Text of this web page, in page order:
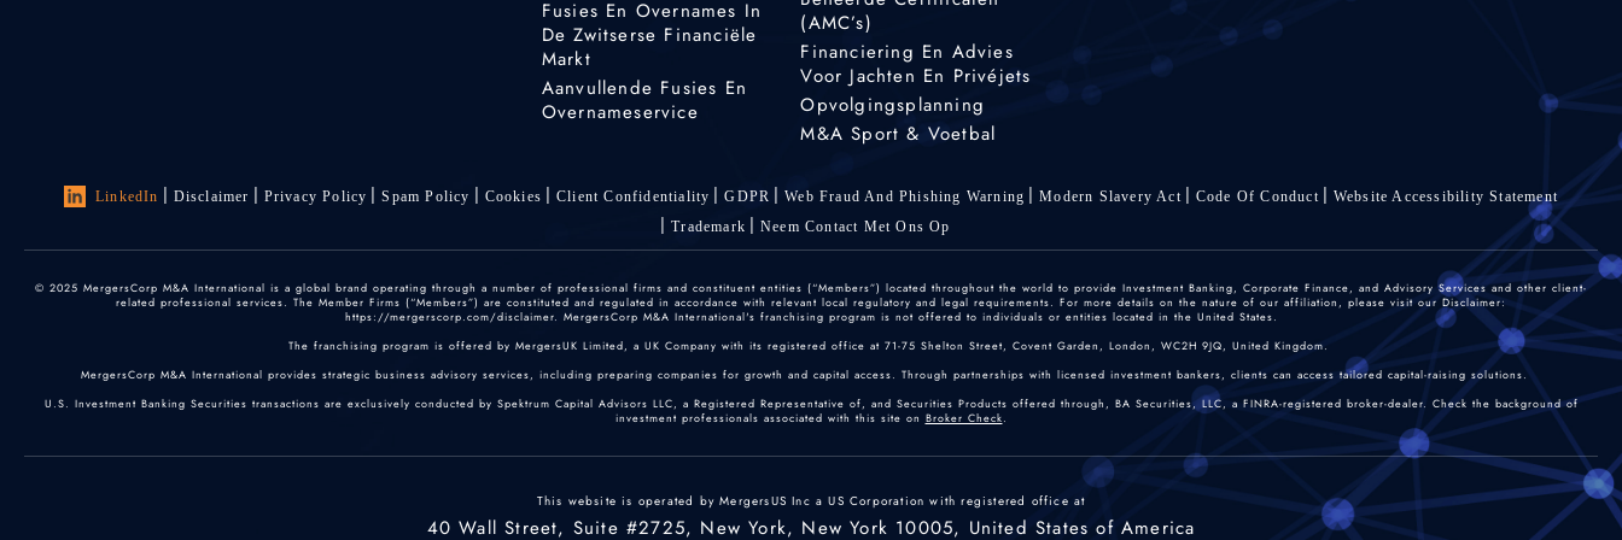
Fusies En Overnames In
De Zwitserse Financiële
Markt
Aanvullende Fusies En
Overnameservice
(AMC’s)
Financiering En Advies
Voor Jachten En Privéjets
Opvolgingsplanning
M&A Sport & Voetbal
LinkedIn Disclaimer Privacy Policy Spam Policy Cookies Client Confidentiality GDPR Web Fraud And Phishing Warning Modern Slavery Act Code Of Conduct
Website Accessibility Statement
Trademark
Neem Contact Met Ons Op
© 2025 MergersCorp M&A International is a global brand operating through a number of professional firms and constituent entities (“Members”) located throughout the world to provide Investment Banking, Corporate Finance, and Advisory Services and other client-
related professional services. The Member Firms (“Members”) are constituted and regulated in accordance with relevant local regulatory and legal requirements. For more details on the nature of our affiliation, please visit our Disclaimer:
https://mergerscorp.com/disclaimer. MergersCorp M&A International's franchising program is not offered to individuals or entities located in the United States.
The franchising program is offered by MergersUK Limited, a UK Company with its registered office at 71-75 Shelton Street, Covent Garden, London, WC2H 9JQ, United Kingdom.
MergersCorp M&A International provides strategic business advisory services, including preparing companies for growth and capital access. Through partnerships with licensed investment bankers, clients can access tailored capital-raising solutions.
U.S. Investment Banking Securities transactions are exclusively conducted by Spektrum Capital Advisors LLC, a Registered Representative of, and Securities Products offered through, BA Securities, LLC, a FINRA-registered broker-dealer. Check the background of
investment professionals associated with this site on Broker Check.
This website is operated by MergersUS Inc a US Corporation with registered office at
40 Wall Street, Suite #2725, New York, New York 10005, United States of America